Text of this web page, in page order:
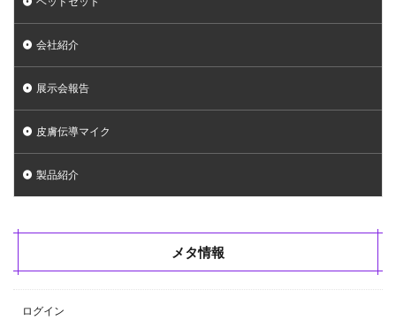
会社紹介
展示会報告
皮膚伝導マイク
製品紹介
メタ情報
ログイン